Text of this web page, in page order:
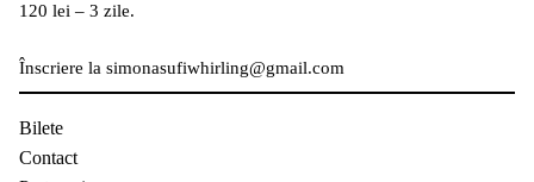
120 lei – 3 zile.
Înscriere la simonasufiwhirling@gmail.com
Bilete
Contact